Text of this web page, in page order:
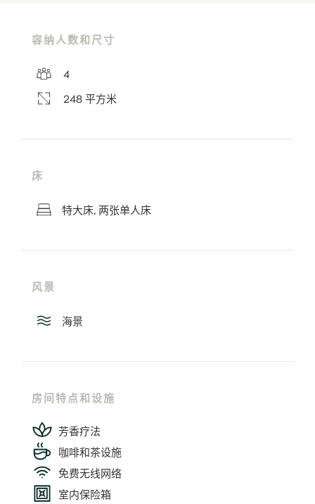
容纳人数和尺寸
4
248 平方米
床
特大床, 两张单人床
风景
海景
房间特点和设施
芳香疗法
咖啡和茶设施
免费无线网络
室内保险箱